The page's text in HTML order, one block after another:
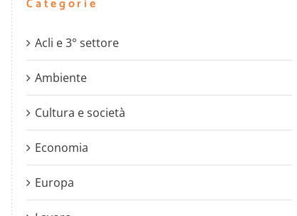
Acli e 3° settore
Ambiente
Cultura e società
Economia
Europa